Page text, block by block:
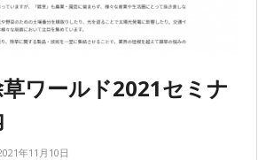
ワールド2021セミナ
年11月10日